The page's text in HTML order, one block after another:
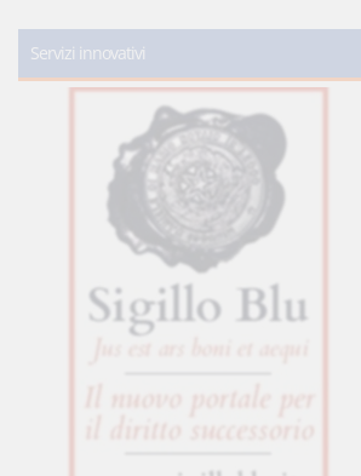
Servizi innovativi